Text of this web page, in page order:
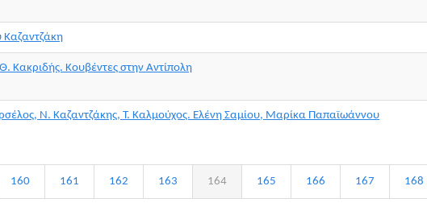
Καζαντζάκη
Κακριδής. Κουβέντες στην Αντίπολη
Ν. Καζαντζάκης, Τ. Καλμούχος. Ελένη Σαμίου, Μαρίκα Παπαϊωάννου
160 161 162 163 164 165 166 167 168